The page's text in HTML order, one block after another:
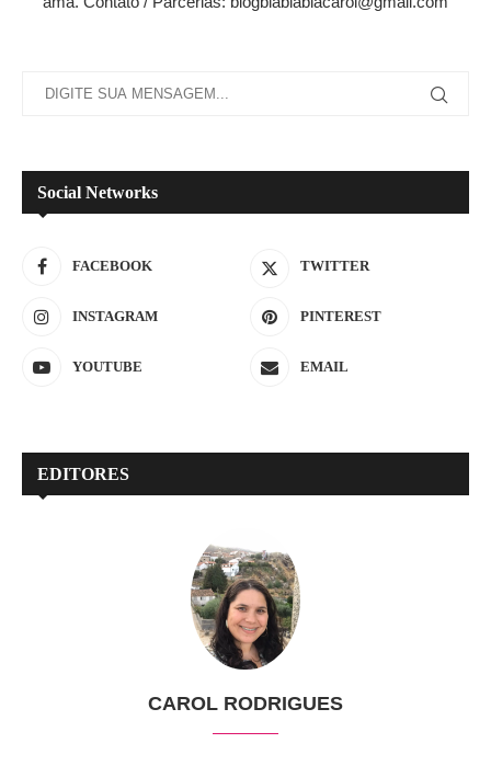
Social Networks
FACEBOOK TWITTER
INSTAGRAM PINTEREST
YOUTUBE EMAIL
EDITORES
CAROL RODRIGUES